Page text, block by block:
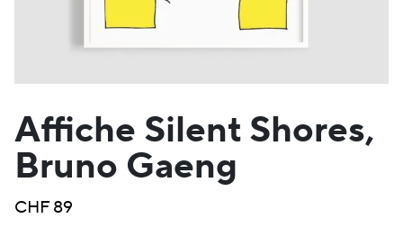
Affiche Silent Shores,
Bruno Gaeng
CHF89